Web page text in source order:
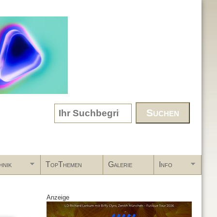
Search form
TopThemen Galerie Info
Anzeige